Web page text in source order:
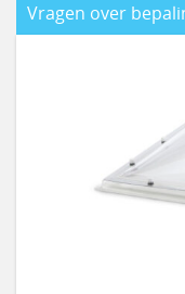
Vragen over